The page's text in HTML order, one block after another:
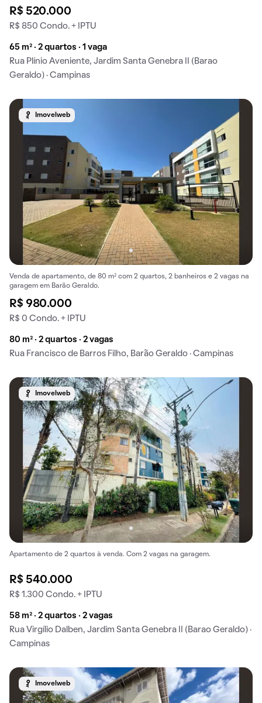
R$ 520.000
R$ 850 Condo. + IPTU
65 m² · 2 quartos · 1 vaga
Rua Plínio Aveniente, Jardim Santa Genebra II (Barao
Geraldo) · Campinas
Imovelweb
Venda de apartamento, de 80 m² com 2 quartos, 2 banheiros e 2 vagas na
garagem em Barão Geraldo.
R$ 980.000
R$ 0 Condo. + IPTU
80 m² · 2 quartos · 2 vagas
Rua Francisco de Barros Filho, Barão Geraldo · Campinas
Imovelweb
Apartamento de 2 quartos à venda. Com 2 vagas na garagem.
R$ 540.000
R$ 1.300 Condo. + IPTU
58 m² · 2 quartos · 2 vagas
Rua Virgílio Dalben, Jardim Santa Genebra II (Barao Geraldo) ·
Campinas
Imovelweb